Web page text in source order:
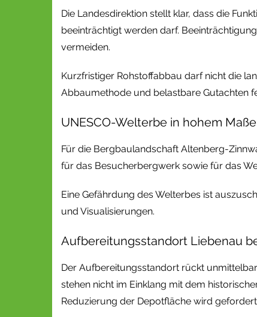
Die Landesdirektion stellt klar, dass die
beeinträchtigt werden darf.
vermeiden.
Kurzfristiger Rohstoffabbau darf nicht die
Abbaumethode und belastbare Gutachten
UNESCO-Welterbe in hohem
Für die Bergbaulandschaft Altenberg-
für das Besucherbergwerk sowie für das
Eine Gefährdung des Welterbes ist
und Visualisierungen.
Aufbereitungsstandort Liebenau
Der Aufbereitungsstandort rückt
stehen nicht im Einklang mit dem
Reduzierung der Depotfläche wird